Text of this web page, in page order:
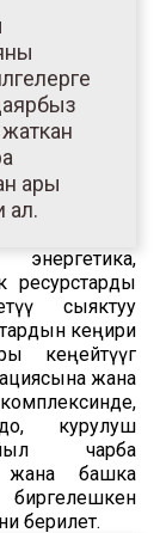
ары
ал.
ресурстарды
сыяктуу
кеңири
кеңейтүүгө
жана
курулуш
чарба
жана башка
берилет.